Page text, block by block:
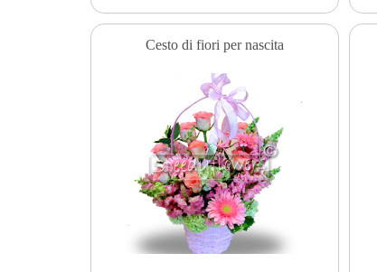
Cesto di fiori per nascita